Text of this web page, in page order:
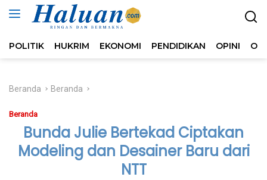
Langsung
POLITIK HUKRIM EKONOMI PENDIDIKAN OPINI
Beranda Beranda
Beranda
Bunda Julie Bertekad Ciptakan
Modeling dan Desainer Baru dari
NTT